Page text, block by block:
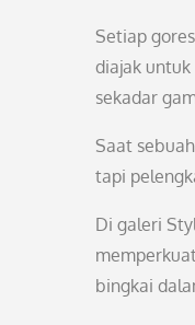
Setiap
diajak
sekadar
Saat
tapi
Di galeri
bingkai